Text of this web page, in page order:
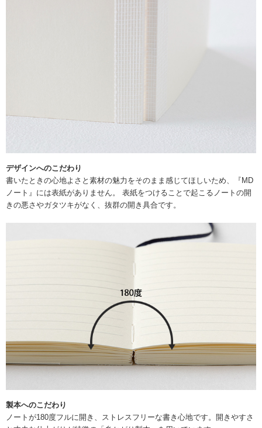
デザインへのこだわり
書いたときの心地よさと素材の魅力をそのまま感じてほしいため、『MD
ノート』には表紙がありません。 表紙をつけることで起こるノートの開
きの悪さやガタツキがなく、抜群の開き具合です。
製本へのこだわり
ノートが180度フルに開き、ストレスフリーな書き心地です。開きやすさ